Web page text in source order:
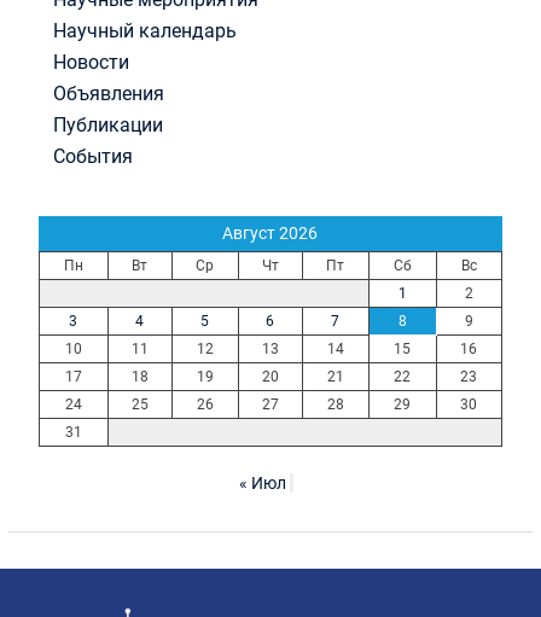
Научный календарь
Новости
Объявления
Публикации
События
Август 2026
Пн Вт Ср Чт Пт Сб
Вс
1
2
3
4 5 6 7 8
9
10
11 12 13 14 15
16
17
18 19 20 21 22
23
24
25 26 27 28 29
30
31
« Июл